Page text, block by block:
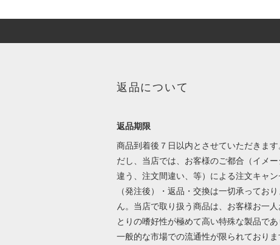
返品について
返品期限
商品到着後７日以内とさせていただきます
だし、当店では、お客様のご都合（イメー
違う、注文間違い、等）による注文キャン
（発注後）・返品・交換は一切承ってお
ん。当店で取り扱う商品は、お客様お一人
とりの嗜好性が極めて高い特殊な製品であ
一般的な市場での流通性が限られておりま